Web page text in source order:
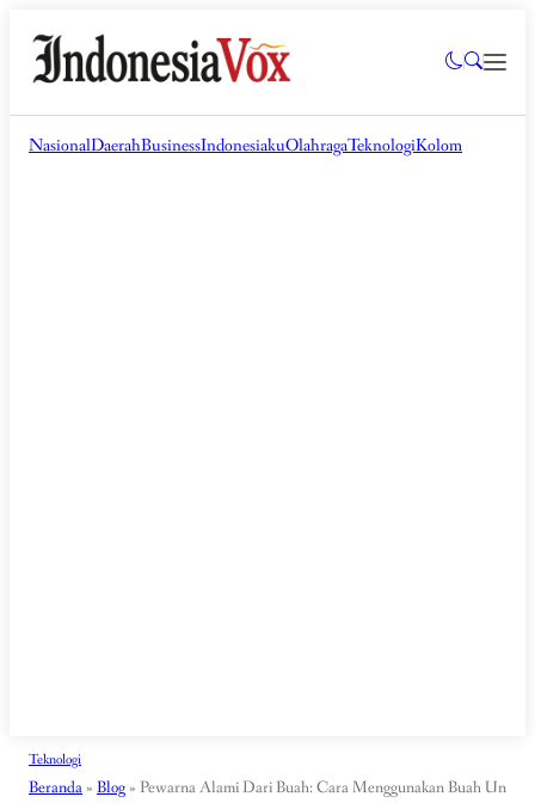
NasionalDaerahBusinessIndonesiakuOlahragaTeknologiKolom
Teknologi
Beranda » Blog » Pewarna Alami Dari Buah: Cara Menggunakan Buah